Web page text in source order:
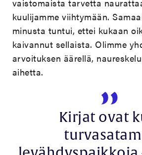
vaistomaista tarvetta
kuulijamme viihtymään.
minusta tuntui, ettei kukaan
kaivannut sellaista. Olimme
arvoituksen äärellä,
aihetta.
Kirjat ovat